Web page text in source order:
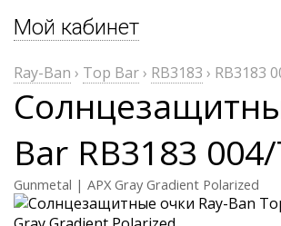
Мой кабинет
Ray-Ban › Top Bar› RB3183 › RB3183
Bar RB3183
Gunmetal | APX Gray Gradient Polarized